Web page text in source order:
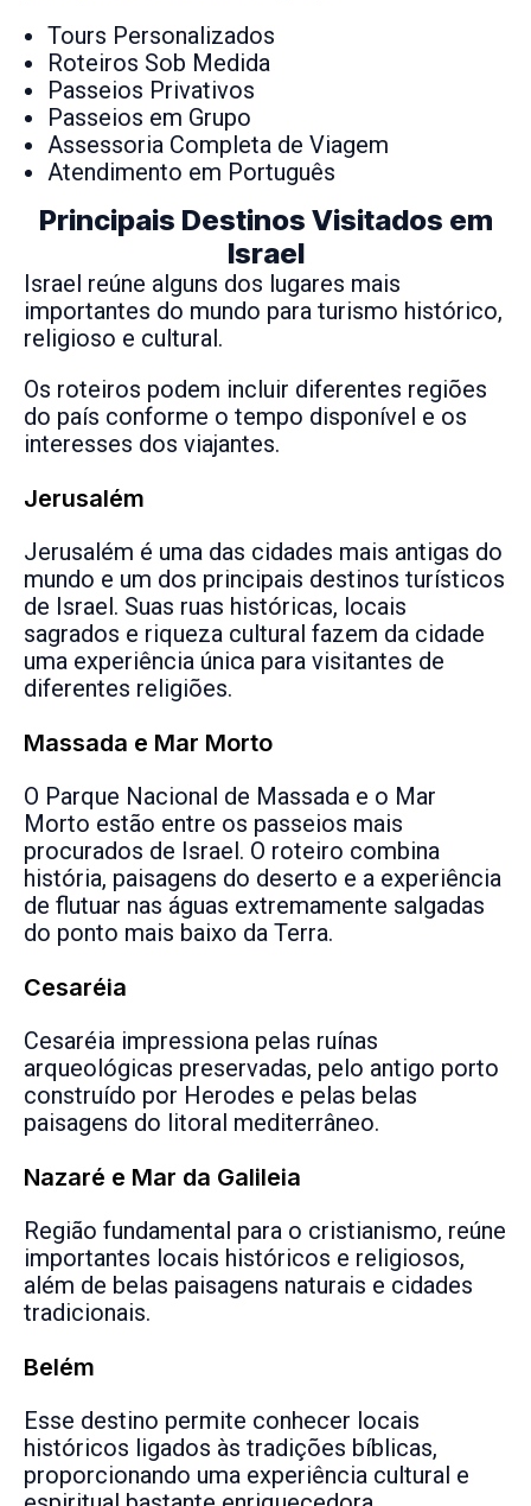
Tours Personalizados
Roteiros Sob Medida
Passeios Privativos
Passeios em Grupo
Assessoria Completa de Viagem
Atendimento em Português
Principais Destinos Visitados em
Israel
Israel reúne alguns dos lugares mais
importantes do mundo para turismo histórico,
religioso e cultural.
Os roteiros podem incluir diferentes regiões
do país conforme o tempo disponível e os
interesses dos viajantes.
Jerusalém
Jerusalém é uma das cidades mais antigas do
mundo e um dos principais destinos turísticos
de Israel. Suas ruas históricas, locais
sagrados e riqueza cultural fazem da cidade
uma experiência única para visitantes de
diferentes religiões.
Massada e Mar Morto
O Parque Nacional de Massada e o Mar
Morto estão entre os passeios mais
procurados de Israel. O roteiro combina
história, paisagens do deserto e a experiência
de flutuar nas águas extremamente salgadas
do ponto mais baixo da Terra.
Cesaréia
Cesaréia impressiona pelas ruínas
arqueológicas preservadas, pelo antigo porto
construído por Herodes e pelas belas
paisagens do litoral mediterrâneo.
Nazaré e Mar da Galileia
Região fundamental para o cristianismo, reúne
importantes locais históricos e religiosos,
além de belas paisagens naturais e cidades
tradicionais.
Belém
Esse destino permite conhecer locais
históricos ligados às tradições bíblicas,
proporcionando uma experiência cultural e